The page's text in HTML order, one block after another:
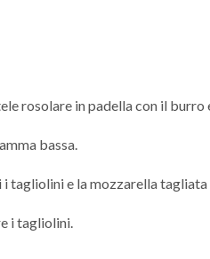
rosolare in padella con il
bassa.
tagliolini e la mozzarella
i tagliolini.